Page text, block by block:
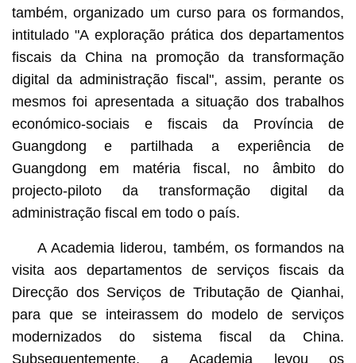
também, organizado um curso para os formandos,
intitulado "A exploração prática dos departamentos
fiscais da China na promoção da transformação
digital da administração fiscal", assim, perante os
mesmos foi apresentada a situação dos trabalhos
económico-sociais e fiscais da Província de
Guangdong e partilhada a experiência de
Guangdong em matéria fiscal, no âmbito do
projecto-piloto da transformação digital da
administração fiscal em todo o país.
A Academia liderou, também, os formandos na
visita aos departamentos de serviços fiscais da
Direcção dos Serviços de Tributação de Qianhai,
para que se inteirassem do modelo de serviços
modernizados do sistema fiscal da China.
Subsequentemente, a Academia levou os